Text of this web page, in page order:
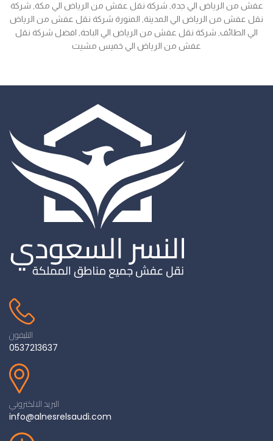
عفش من الرياض الي جدة, شركة نقل عفش من الرياض الي مكة, شركة
نقل عفش من الرياض الي المدينة, المنورة شركة نقل عفش من الرياض
الي الطائف, شركة نقل عفش من الرياض الي الباحة, افضل شركة نقل
عفش من الرياض الي خميس مشيت
التليفون
0537213637
البريد الالكتروني
info@alnesrelsaudi.com